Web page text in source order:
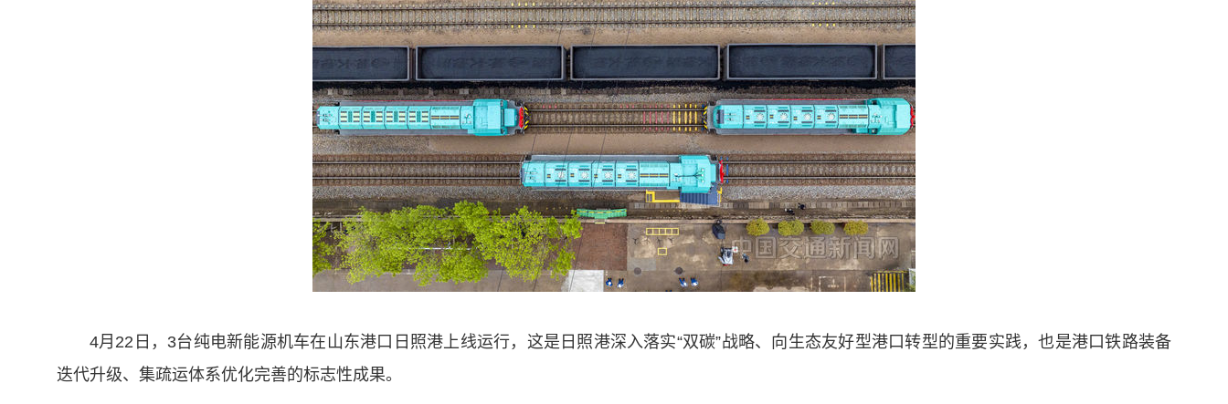
4月22日，3台纯电新能源机车在山东港口日照港上线运行，这是日照港深入落实“双碳”战略、向生态友好型港口转型的重要实践，也是港口铁路装备
迭代升级、集疏运体系优化完善的标志性成果。